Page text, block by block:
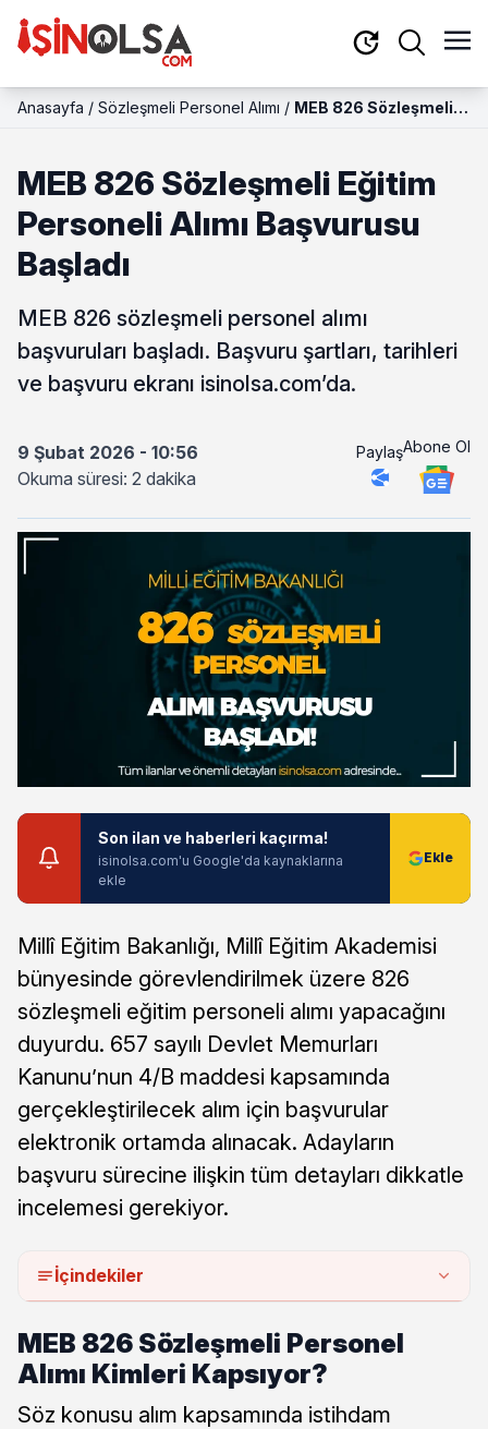
Anasayfa / Sözleşmeli Personel Alımı / MEB 826 Sözleşmeli
MEB 826 Sözleşmeli Eğitim
Personeli Alımı Başvurusu
Başladı
MEB 826 sözleşmeli personel alımı
başvuruları başladı. Başvuru şartları, tarihleri
ve başvuru ekranı isinolsa.com’da.
9 Şubat 2026 - 10:56
Okuma süresi: 2 dakika
PaylaşAbone Ol
Son ilan ve haberleri kaçırma!
isinolsa.com'u Google'da kaynaklarına
ekle
Millî Eğitim Bakanlığı, Millî Eğitim Akademisi
bünyesinde görevlendirilmek üzere 826
sözleşmeli eğitim personeli alımı yapacağını
duyurdu. 657 sayılı Devlet Memurları
Kanunu’nun 4/B maddesi kapsamında
gerçekleştirilecek alım için başvurular
elektronik ortamda alınacak. Adayların
başvuru sürecine ilişkin tüm detayları dikkatle
incelemesi gerekiyor.
İçindekiler
MEB 826 Sözleşmeli Personel
Alımı Kimleri Kapsıyor?
Söz konusu alım kapsamında istihdam